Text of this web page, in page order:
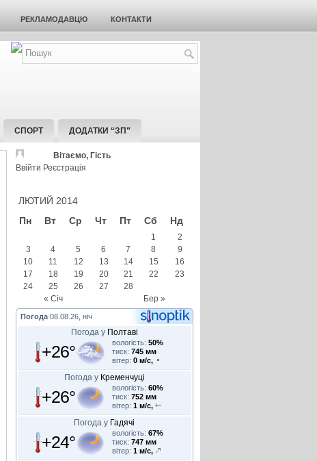
РЕКЛАМОДАВЦЮ КОНТАКТИ
СПОРТ ДОДАТКИ “ЗП”
Вітаємо, Гість
Ввійти Реєстрація
ЛЮТИЙ 2014
Пн
Вт Ср Чт Пт Сб Нд
« Січ Бер »
1
2
3
4 5 6 7 8
9
10
11 12 13 14 15
16
17
18 19 20 21 22
23
24
25 26 27 28
Погода 08.08.26, ніч
Погода у Полтаві
+26° вологість: 50%
тиск: 745 мм
вітер: 0 м/с,
Погода у Кременчуці
+26° вологість: 60%
тиск: 752 мм
вітер: 1 м/с,
Погода у Гадячі
+24° вологість: 67%
тиск: 747 мм
вітер: 1 м/с,